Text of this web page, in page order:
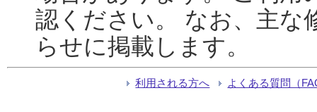
認ください。 なお、主な
らせに掲載します。
利用される方へ よくある質問（